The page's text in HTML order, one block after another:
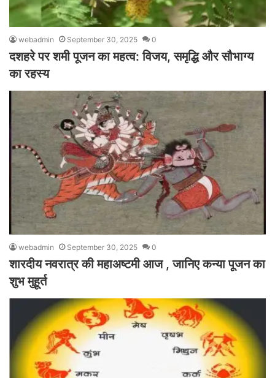
webadmin September 30, 2025 0
दशहरे पर शमी पूजन का महत्व: विजय, समृद्धि और सौभाग्य
का रहस्य
webadmin September 30, 2025 0
शारदीय नवरात्र की महाअष्टमी आज , जानिए कन्या पूजन का
शुभ मुहूर्त